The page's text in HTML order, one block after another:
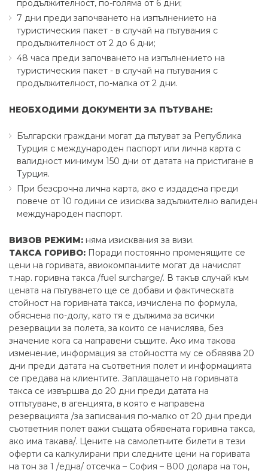
продължителност, по-голяма от 6 дни;
7 дни преди започването на изпълнението на
туристическия пакет - в случай на пътувания с
продължителност от 2 до 6 дни;
48 часа преди започването на изпълнението на
туристическия пакет - в случай на пътувания с
продължителност, по-малка от 2 дни.
НЕОБХОДИМИ ДОКУМЕНТИ ЗА ПЪТУВАНЕ:
Български граждани могат да пътуват за Република
Турция с международен паспорт или лична карта с
валидност минимум 150 дни от датата на пристигане в
Турция.
При безсрочна лична карта, ако е издадена преди
повече от 10 години се изисква задължително валиден
международен паспорт.
ВИЗОВ РЕЖИМ: няма изисквания за визи.
ТАКСА ГОРИВО: Поради постоянно променящите се
цени на горивата, авиокомпаниите могат да начислят
т.нар. горивна такса /fuel surcharge/. В такъв случай към
цената на пътуването ще се добави и фактическата
стойност на горивната такса, изчислена по формула,
обяснена по-долу, като тя е дължима за всички
резервации за полета, за които се начислява, без
значение кога са направени същите. Ако има такова
изменение, информация за стойността му се обявява 20
дни преди датата на съответния полет и информацията
се предава на клиентите. Заплащането на горивната
такса се извършва до 20 дни преди датата на
отпътуване, в агенцията, в която е направена
резервацията /за записвания по-малко от 20 дни преди
съответния полет важи същата обявената горивна такса,
ако има такава/. Цените на самолетните билети в тези
оферти са калкулирани при следните цени на горивата
на тон за 1 /една/ отсечка – София – 800 долара на тон,